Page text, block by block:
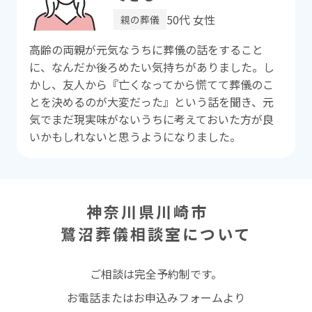
親の葬儀 50代 女性
⾼齢の両親が元気なうちに葬儀の話をすること
に、なんだか後ろめたい気持ちがありました。し
かし、友⼈から『亡くなってから慌てて葬儀のこ
とを決めるのが⼤変だった』という話を聞き、元
気でまだ現実味がないうちに考えておいた⽅が良
いかもしれないと思うようになりました。
神奈川県川崎市
鷺沼葬儀相談室について
ご相談は完全予約制です。
お電話またはお申込みフォームより